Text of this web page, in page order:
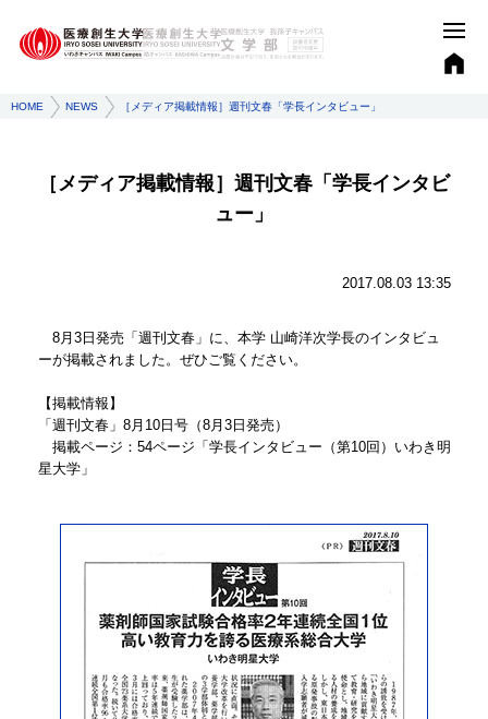
HOME NEWS ［メディア掲載情報］週刊文春「学長インタビュー」
［メディア掲載情報］週刊文春「学長インタビ
ュー」
2017.08.03 13:35
8月3日発売「週刊文春」に、本学 山崎洋次学長のインタビュ
ーが掲載されました。ぜひご覧ください。
【掲載情報】
「週刊文春」8月10日号（8月3日発売）
掲載ページ：54ページ「学長インタビュー（第10回）いわき明
星大学」